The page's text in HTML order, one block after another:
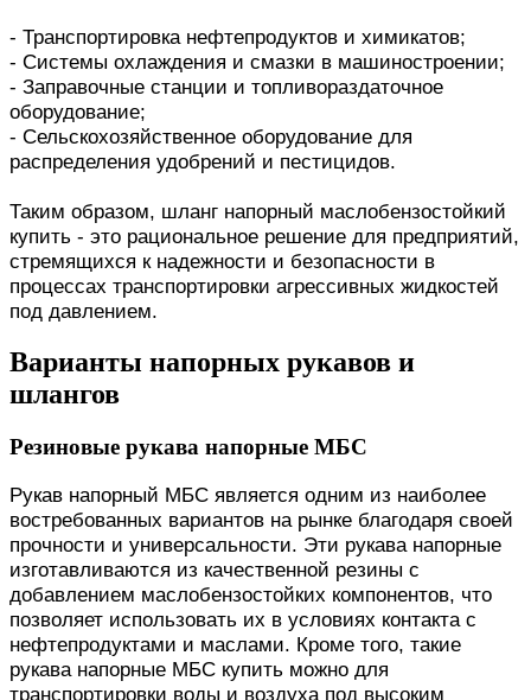
- Транспортировка нефтепродуктов и химикатов;
- Системы охлаждения и смазки в машиностроении;
- Заправочные станции и топливораздаточное
оборудование;
- Сельскохозяйственное оборудование для
распределения удобрений и пестицидов.
Таким образом, шланг напорный маслобензостойкий
купить - это рациональное решение для предприятий,
стремящихся к надежности и безопасности в
процессах транспортировки агрессивных жидкостей
под давлением.
Варианты напорных рукавов и
шлангов
Резиновые рукава напорные МБС
Рукав напорный МБС является одним из наиболее
востребованных вариантов на рынке благодаря своей
прочности и универсальности. Эти рукава напорные
изготавливаются из качественной резины с
добавлением маслобензостойких компонентов, что
позволяет использовать их в условиях контакта с
нефтепродуктами и маслами. Кроме того, такие
рукава напорные МБС купить можно для
транспортировки воды и воздуха под высоким